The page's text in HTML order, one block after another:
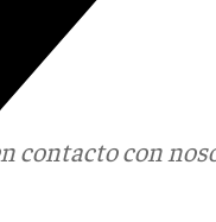
contacto con